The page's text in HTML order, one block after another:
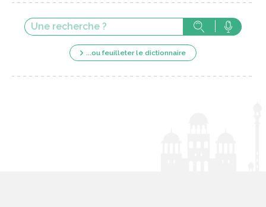
...ou feuilleter le dictionnaire